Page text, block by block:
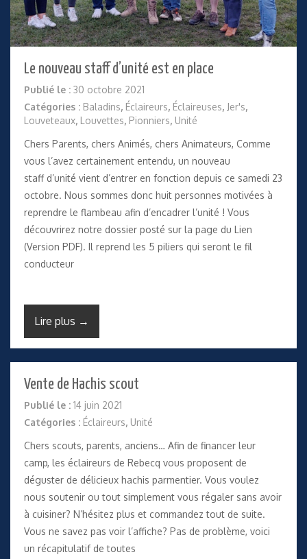
Le nouveau staff d’unité est en place
Publié le : 30 octobre 2021
Catégories : Baladins, Éclaireurs, Éclaireuses, Jer's,
Louveteaux, Louvettes, Pionniers, Unité
Chers Parents, chers Animés, chers Animateurs, Comme
vous l’avez certainement entendu, un nouveau
staff d’unité vient d’entrer en fonction depuis ce samedi 23
octobre. Nous sommes donc huit personnes motivées à
reprendre le flambeau afin d’encadrer l’unité ! Vous
découvrirez notre dossier posté sur la page du Lien
(Version PDF). Il reprend les 5 piliers qui seront le fil
conducteur
Lire plus →
Vente de Hachis scout
Publié le : 14 juin 2021
Catégories : Éclaireurs, Unité
Chers scouts, parents, anciens… Afin de financer leur
camp, les éclaireurs de Rebecq vous proposent de
déguster de délicieux hachis parmentier. Vous voulez
nous soutenir ou tout simplement vous régaler sans avoir
à cuisiner? N’hésitez plus et commandez tout de suite.
Vous ne savez pas voir l’affiche? Pas de problème, voici
un récapitulatif de toutes